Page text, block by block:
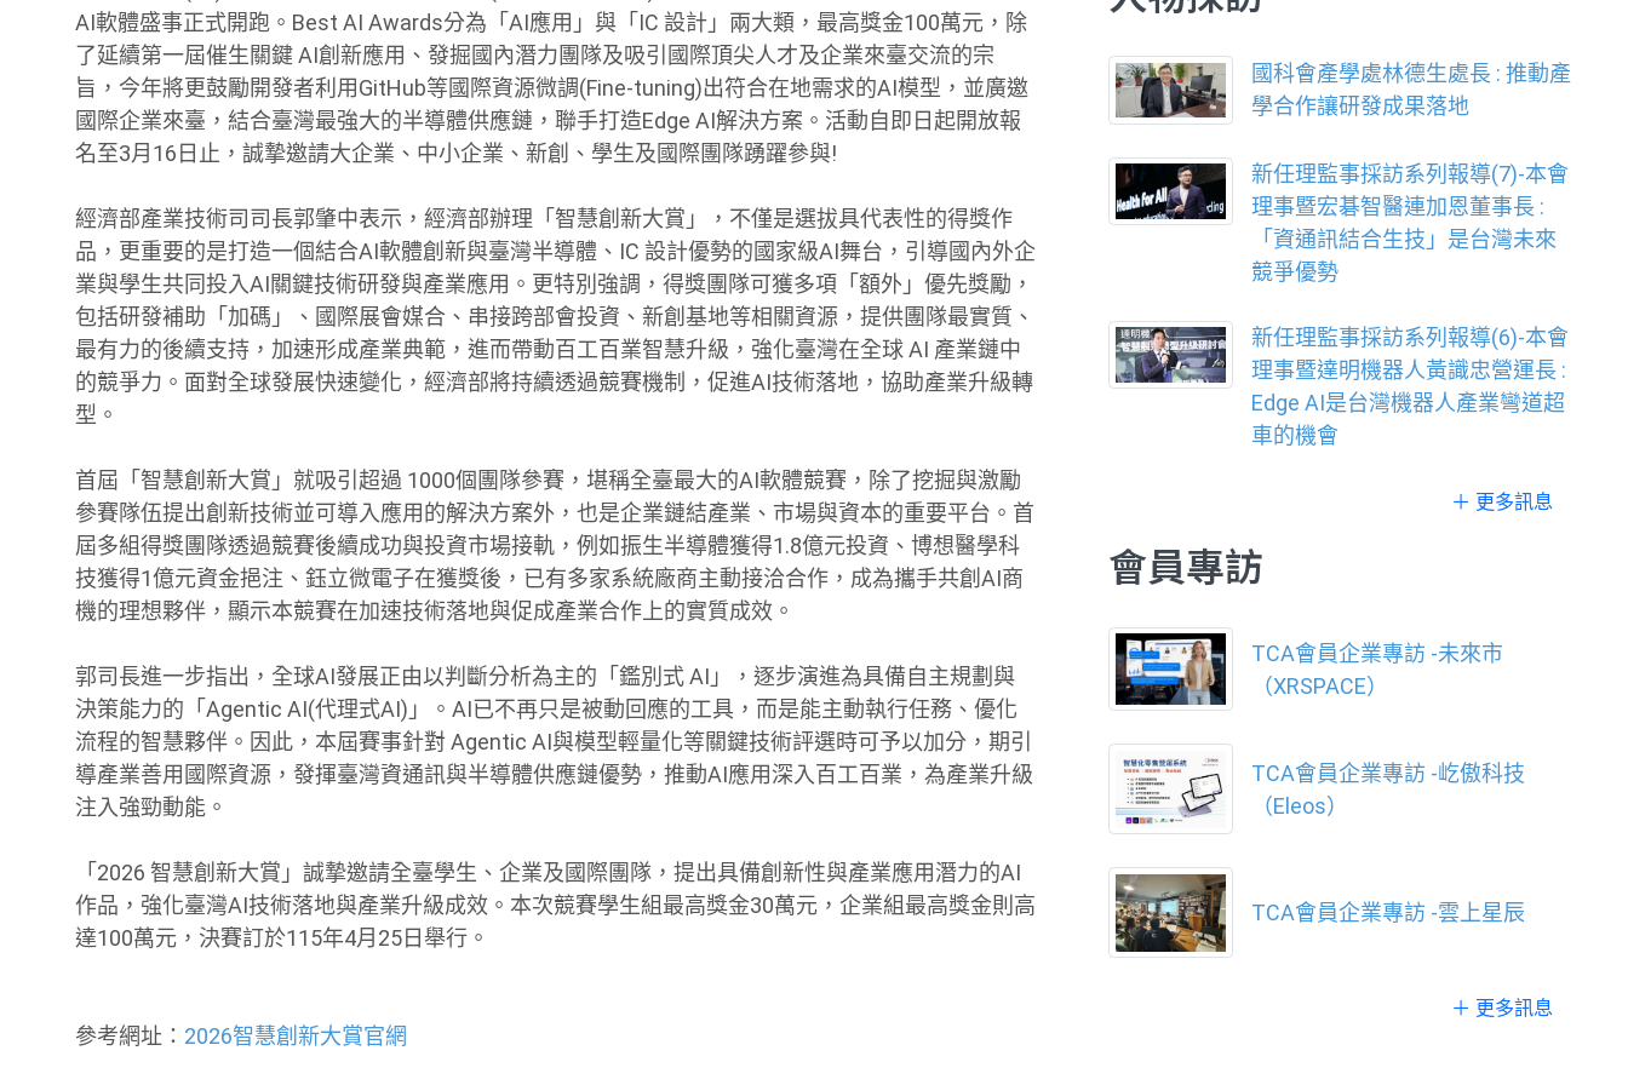
AI軟體盛事正式開跑。Best AI Awards分為「AI應用」與「IC 設計」兩大類，最高獎金100萬元，除
了延續第一屆催生關鍵 AI創新應用、發掘國內潛力團隊及吸引國際頂尖人才及企業來臺交流的宗
旨，今年將更鼓勵開發者利用GitHub等國際資源微調(Fine-tuning)出符合在地需求的AI模型，並廣邀
國際企業來臺，結合臺灣最強大的半導體供應鏈，聯手打造Edge AI解決方案。活動自即日起開放報
名至3月16日止，誠摯邀請大企業、中小企業、新創、學生及國際團隊踴躍參與!
經濟部產業技術司司長郭肇中表示，經濟部辦理「智慧創新大賞」，不僅是選拔具代表性的得獎作
品，更重要的是打造一個結合AI軟體創新與臺灣半導體、IC 設計優勢的國家級AI舞台，引導國內外企
業與學生共同投入AI關鍵技術研發與產業應用。更特別強調，得獎團隊可獲多項「額外」優先獎勵，
包括研發補助「加碼」、國際展會媒合、串接跨部會投資、新創基地等相關資源，提供團隊最實質、
最有力的後續支持，加速形成產業典範，進而帶動百工百業智慧升級，強化臺灣在全球 AI 產業鏈中
的競爭力。面對全球發展快速變化，經濟部將持續透過競賽機制，促進AI技術落地，協助產業升級轉
型。
首屆「智慧創新大賞」就吸引超過 1000個團隊參賽，堪稱全臺最大的AI軟體競賽，除了挖掘與激勵
參賽隊伍提出創新技術並可導入應用的解決方案外，也是企業鏈結產業、市場與資本的重要平台。首
屆多組得獎團隊透過競賽後續成功與投資市場接軌，例如振生半導體獲得1.8億元投資、博想醫學科
技獲得1億元資金挹注、鈺立微電子在獲獎後，已有多家系統廠商主動接洽合作，成為攜手共創AI商
機的理想夥伴，顯示本競賽在加速技術落地與促成產業合作上的實質成效。
郭司長進一步指出，全球AI發展正由以判斷分析為主的「鑑別式 AI」，逐步演進為具備自主規劃與
決策能力的「Agentic AI(代理式AI)」。AI已不再只是被動回應的工具，而是能主動執行任務、優化
流程的智慧夥伴。因此，本屆賽事針對 Agentic AI與模型輕量化等關鍵技術評選時可予以加分，期引
導產業善用國際資源，發揮臺灣資通訊與半導體供應鏈優勢，推動AI應用深入百工百業，為產業升級
注入強勁動能。
「2026 智慧創新大賞」誠摯邀請全臺學生、企業及國際團隊，提出具備創新性與產業應用潛力的AI
作品，強化臺灣AI技術落地與產業升級成效。本次競賽學生組最高獎金30萬元，企業組最高獎金則高
達100萬元，決賽訂於115年4月25日舉行。
參考網址： 2026智慧創新大賞官網
國科會產學處林德生處長 : 推動產
學合作讓研發成果落地
新任理監事採訪系列報導(7)-本會
理事暨宏碁智醫連加恩董事長 :
「資通訊結合生技」是台灣未來
競爭優勢
新任理監事採訪系列報導(6)-本會
理事暨達明機器人黃識忠營運長 :
Edge AI是台灣機器人產業彎道超
車的機會
＋ 更多訊息
會員專訪
TCA會員企業專訪 -未來市
（XRSPACE）
TCA會員企業專訪 -屹傲科技
（Eleos）
TCA會員企業專訪 -雲上星辰
＋ 更多訊息